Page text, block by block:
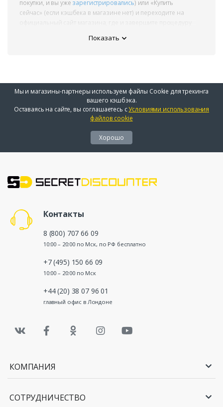
покупки, и вы уже зарегистрировались) или «Купить
сейчас» (если кэшбека в магазине нет) и переходите на
Обратите внимание!
Мы не продаем и не доставляем товар: все заказы
выполняются официальными интернет-
магазинами, на которые вы всего лишь переходите
с нашего сайта
справочный характер
SecretDiscounter
Показать
Мы и магазины-партнеры используем файлы Cookie для трекинга
вашего кэшбэка.
Оставаясь на сайте, вы соглашаетесь сУсловиями использования
файлов cookie
Хорошо
Контакты
8 (800) 707 66 09
10:00 – 20:00 по Мск, по РФ бесплатно
+7 (495) 150 66 09
10:00 – 20:00 по Мск
+44 (20) 38 07 96 01
главный офис в Лондоне
КОМПАНИЯ
СОТРУДНИЧЕСТВО